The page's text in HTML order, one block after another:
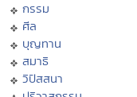
กรรม
ศีล
บุญทาน
สมาธิ
วิปัสสนา